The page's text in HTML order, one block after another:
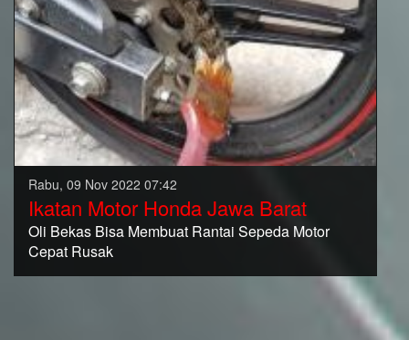
Rabu, 09 Nov 2022 07:42
Ikatan Motor Honda Jawa Barat
Oli Bekas Bisa Membuat Rantai Sepeda Motor
Cepat Rusak